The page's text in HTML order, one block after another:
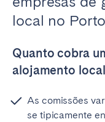
local no Porto
Quanto cobra
alojamento
As comissões
se tipicamente